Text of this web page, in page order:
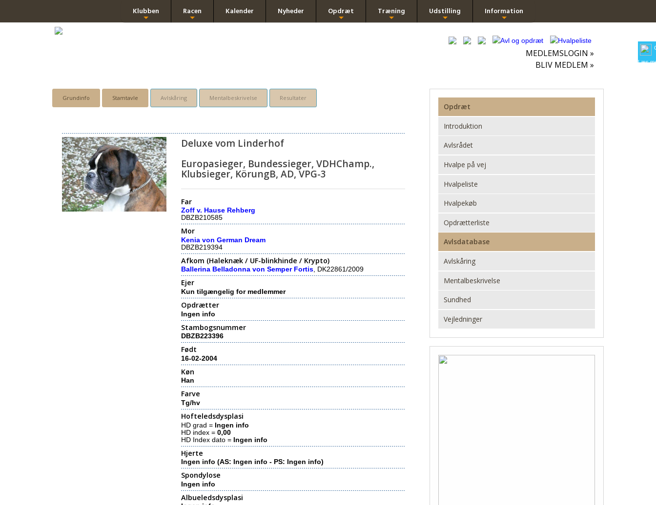
Læs
Klubben Racen Kalender Nyheder Opdræt Træning Udstilling Information
MEDLEMSLOGIN »
BLIV MEDLEM »
Grundinfo Stamtavle Avlskåring Mentalbeskrivelse Resultater
Deluxe vom Linderhof
Europasieger, Bundessieger, VDHChamp.,
Klubsieger, KörungB, AD, VPG-3
Far
Zoff v. Hause Rehberg
DBZB210585
Mor
Kenia von German Dream
DBZB219394
Afkom (Haleknæk / UF-blinkhinde / Krypto)
Ballerina Belladonna von Semper Fortis, DK22861/2009
Ejer
Kun tilgængelig for medlemmer
Opdrætter
Ingen info
Stambogsnummer
DBZB223396
Født
16-02-2004
Køn
Han
Farve
Tg/hv
Hofteledsdysplasi
HD grad = Ingen info
HD index =0,00
HD Index dato = Ingen info
Hjerte
Ingen info (AS: Ingen info - PS: Ingen info)
Spondylose
Ingen info
Albueledsdysplasi
Opdræt
Introduktion
Avlsrådet
Hvalpe på vej
Hvalpeliste
Hvalpekøb
Opdrætterliste
Avlsdatabase
Avlskåring
Mentalbeskrivelse
Sundhed
Vejledninger